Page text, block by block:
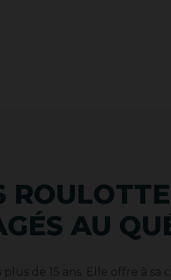
AU
de 15 ans. Elle offre à sa